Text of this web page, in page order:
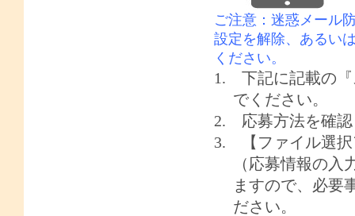
ご注意：迷惑メール
設定を解除、あるい
ください。
1. 下記に記載の『
でください。
2.
応募方法を確
3.
【ファイル選
（応募情報の
ますので、必要
ださい。